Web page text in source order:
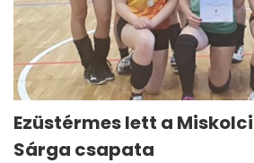
Ezüstérmes lett a
Sárga csapata